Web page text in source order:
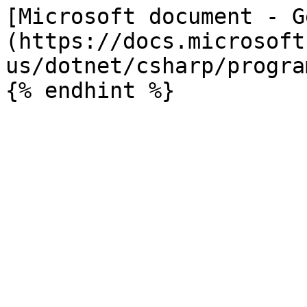
[Microsoft document -
(https://
us/dotnet/csharp/